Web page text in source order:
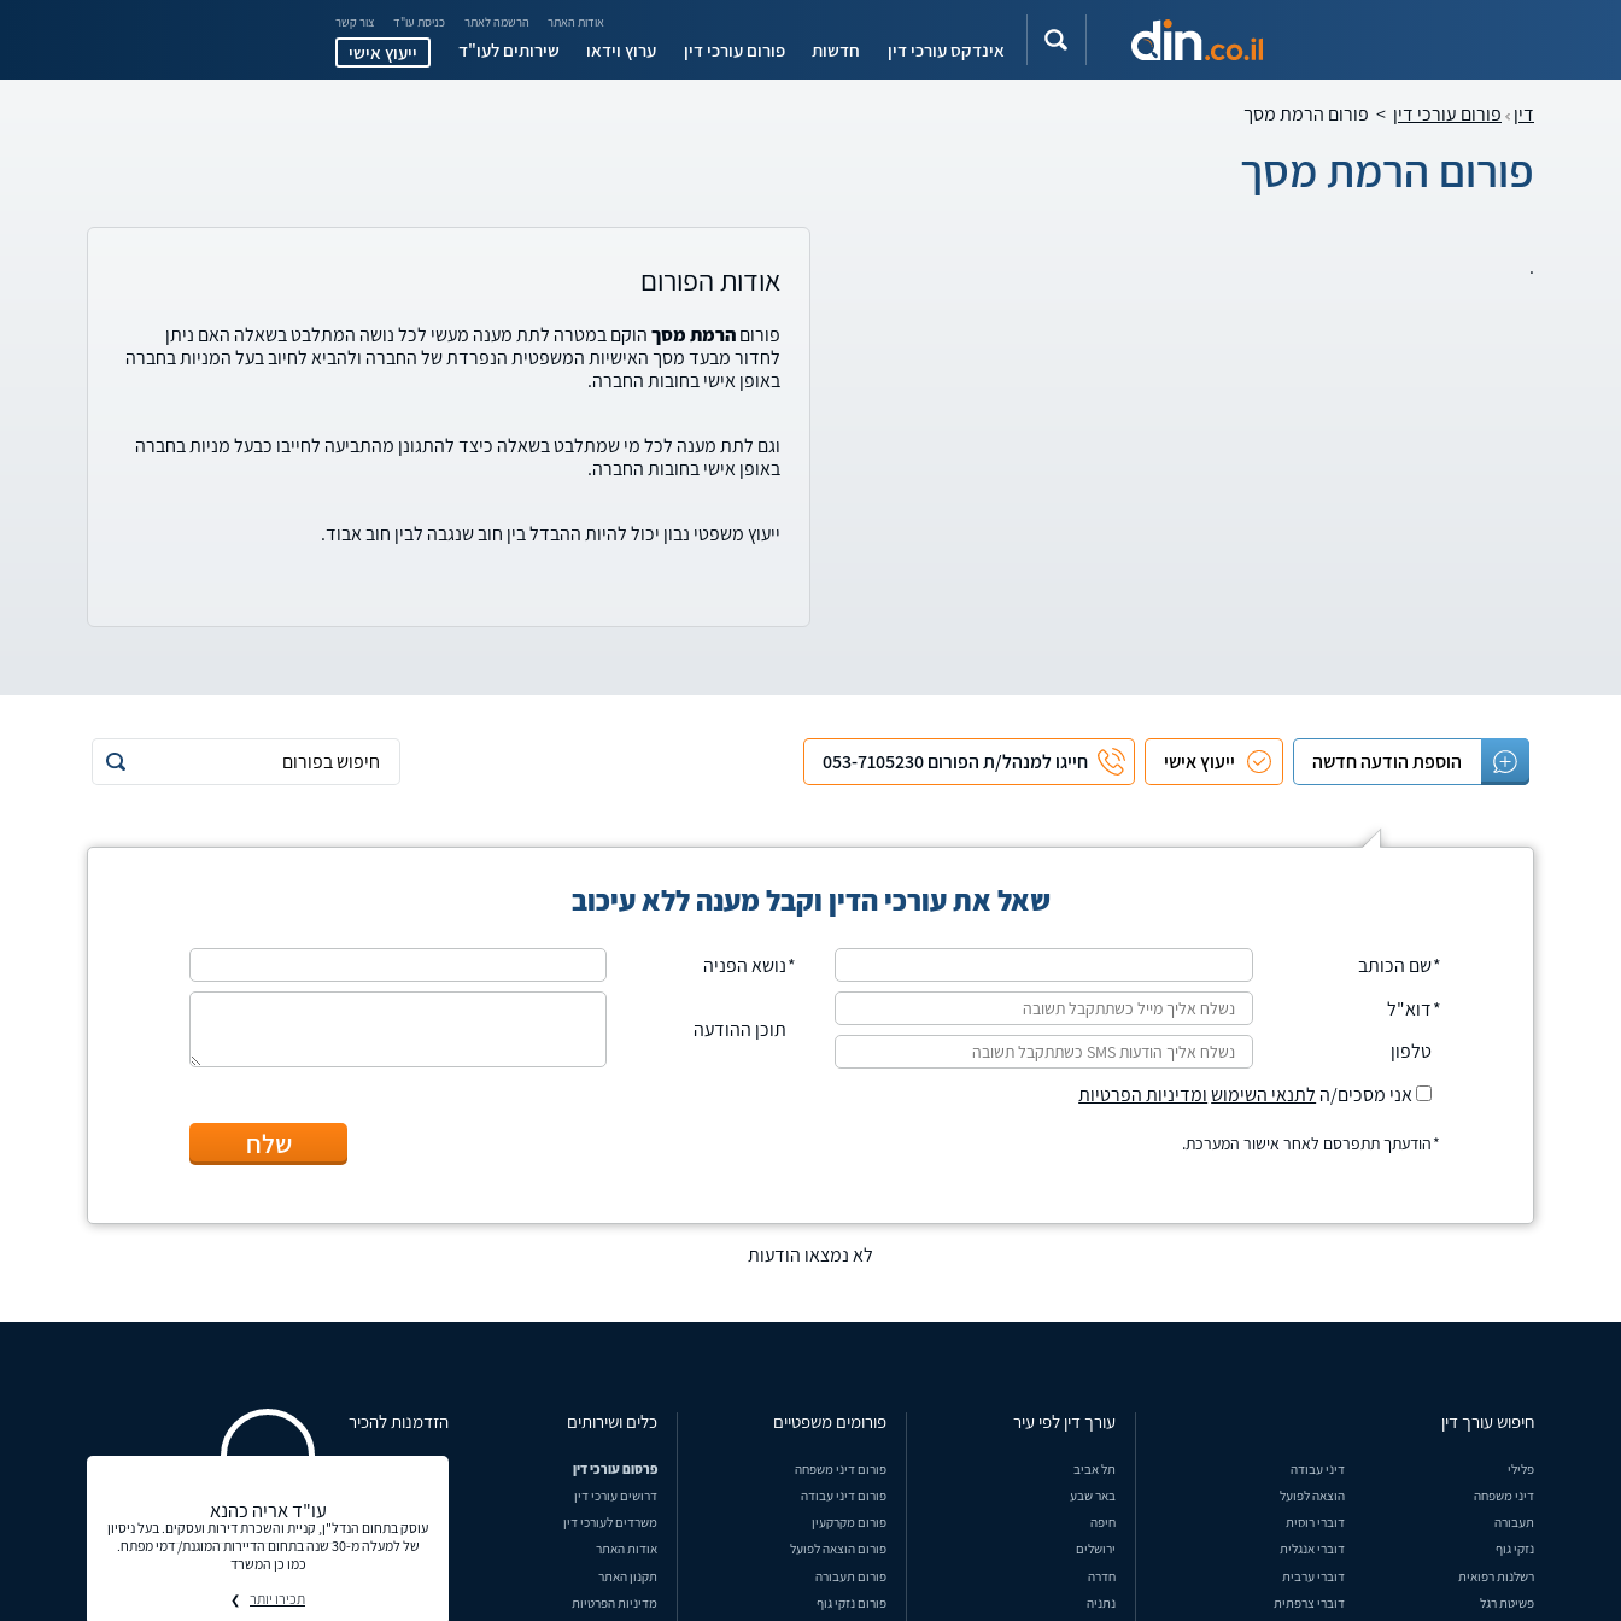
אודות האתר הרשמה לאתר כניסת עו"ד צור קשר
אינדקס עורכי דין חדשות פורום עורכי דין ערוץ וידאו שירותים לעו"ד ייעוץ אישי
דין פורום עורכי דין > פורום הרמת מסך
פורום הרמת מסך
. אודות הפורום
פורוםהרמת מסךהוקם במטרה לתת מענה מעשי לכל נושה המתלבט בשאלה האם ניתן
לחדור מבעד מסך האישיות המשפטית הנפרדת של החברה ולהביא לחיוב בעל המניות בחברה
באופן אישי בחובות החברה.
וגם לתת מענה לכל מי שמתלבט בשאלה כיצד להתגונן מהתביעה לחייבו כבעל מניות בחברה
באופן אישי בחובות החברה.
ייעוץ משפטי נבון יכול להיות ההבדל בין חוב שנגבה לבין חוב אבוד.
הוספת הודעה חדשה ייעוץ אישי חייגו למנהל/ת הפורום 053-7105230
שאל את עורכי הדין וקבל מענה ללא עיכוב
שם הכותב
דוא"ל
טלפון
נושא הפניה
תוכן ההודעה
אני מסכים/ה לתנאי השימושומדיניות הפרטיות
הודעתך תתפרסם לאחר אישור המערכת. שלח
לא נמצאו הודעות
חיפוש עורך דין
פלילי
דיני עבודה
דיני משפחה
הוצאה לפועל
תעבורה
דוברי רוסית
נזקי גוף
דוברי אנגלית
רשלנות רפואית
דוברי ערבית
פשיטת רגל
דוברי צרפתית
עורך דין לפי עיר
תל אביב
באר שבע
חיפה
ירושלים
חדרה
נתניה
פורומים משפטיים
פורום דיני משפחה
פורום דיני עבודה
פורום מקרקעין
פורום הוצאה לפועל
פורום תעבורה
פורום נזקי גוף
כלים ושירותים
פרסום עורכי דין
דרושים עורכי דין
משרדים לעורכי דין
אודות האתר
תקנון האתר
מדיניות הפרטיות
הזדמנות להכיר
עו"ד אריה כהנא
עוסק בתחום הנדל"ן, קניית והשכרת דירות ועסקים. בעל ניסיון
של למעלה מ-30 שנה בתחום הדיירות המוגנת/ דמי מפתח.
כמו כן המשרד
תכירו יותר